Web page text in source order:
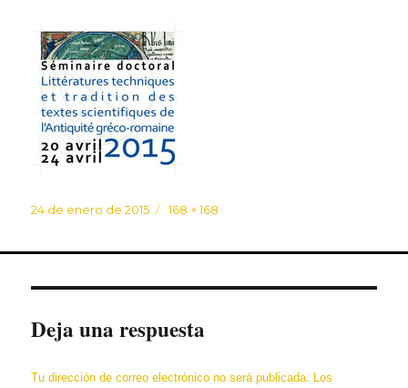
Publicado
24 de enero de 2015
Tamaño
168 × 168
Deja una respuesta
Tu dirección de correo electrónico no será publicada. Los